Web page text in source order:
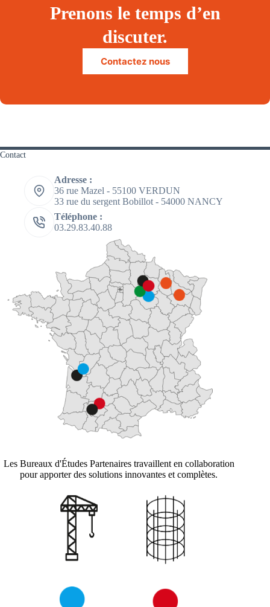
Prenons le temps d’en
discuter.
Contactez nous
Contact
Adresse :
36 rue Mazel - 55100 VERDUN
33 rue du sergent Bobillot - 54000 NANCY
Téléphone :
03.29.83.40.88
Les Bureaux d'Études Partenaires travaillent en collaboration
pour apporter des solutions innovantes et complètes.